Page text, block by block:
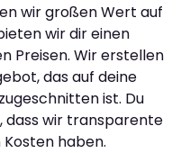
wir großen Wert auf
wir dir einen
Preisen. Wir erstellen
das auf deine
ist. Du
dass wir transparente
haben.